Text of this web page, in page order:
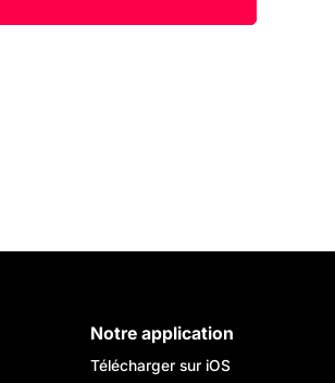
Notre application
Télécharger sur iOS